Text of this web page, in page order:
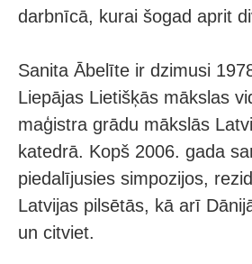
darbnīcā, kurai šogad aprit
Sanita Ābelīte ir dzimusi
Liepājas Lietišķās mākslas
maģistra grādu mākslās
katedrā. Kopš 2006. gada
piedalījusies simpozijos,
Latvijas pilsētās, kā arī
un citviet.